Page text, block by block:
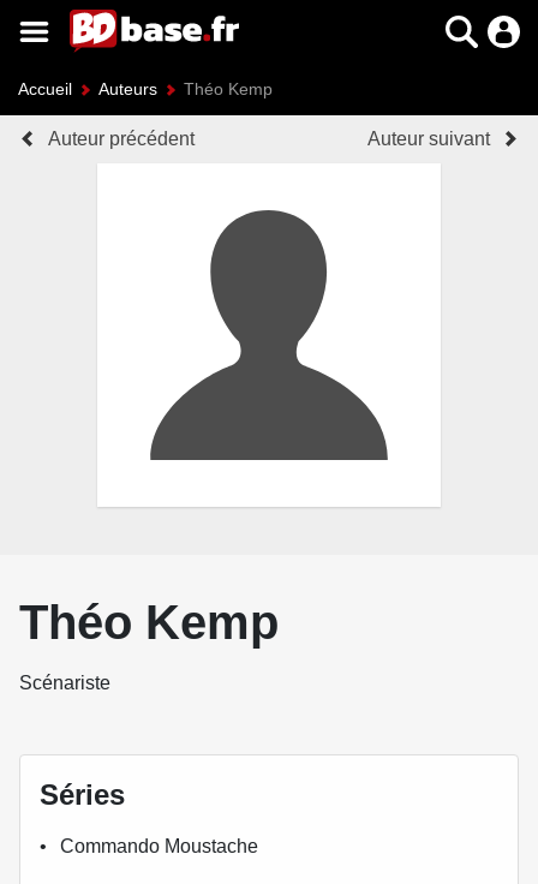
Accueil Auteurs Théo Kemp
Auteur précédent Auteur suivant
Théo Kemp
Scénariste
Séries
Commando Moustache